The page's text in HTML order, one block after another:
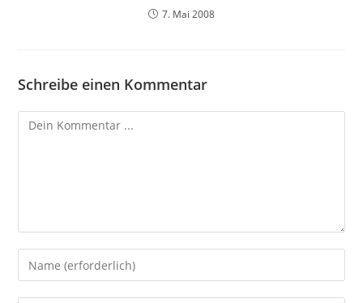
7. Mai 2008
Schreibe einen Kommentar
Kommentieren
Gib
deinen